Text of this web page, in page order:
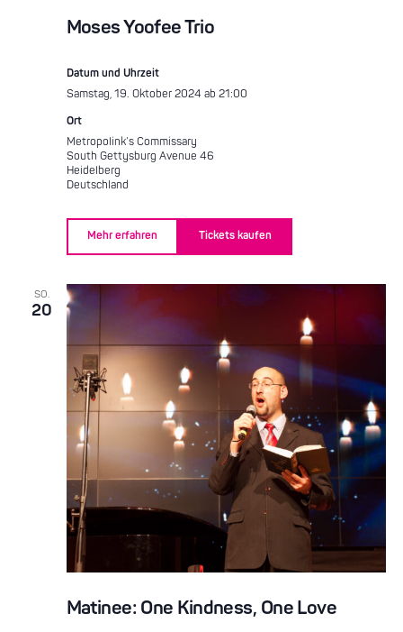
Moses Yoofee Trio
Datum und Uhrzeit
Samstag, 19. Oktober 2024 ab 21:00
Ort
Metropolink’s Commissary
South Gettysburg Avenue 46
Heidelberg
Deutschland
Mehr erfahren Tickets kaufen
SO.
20
Matinee: One Kindness, One Love